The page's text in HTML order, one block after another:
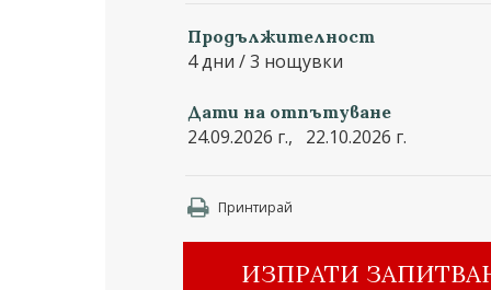
Продължителност
4 дни / 3 нощувки
Дати на отпътуване
24.09.2026 г., 22.10.2026 г.
Принтирай
ИЗПРАТИ